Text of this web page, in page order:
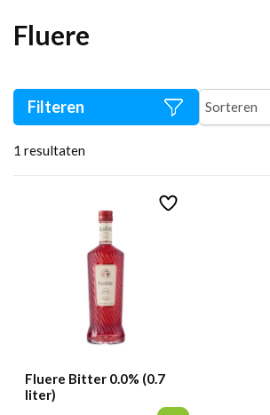
Fluere
1 resultaten
Filteren
Fluere Bitter 0.0% (0.7
liter)